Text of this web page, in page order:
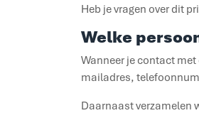
Heb je vragen over dit
Welke
Wanneer je contact
mailadres,
Daarnaast verzamelen